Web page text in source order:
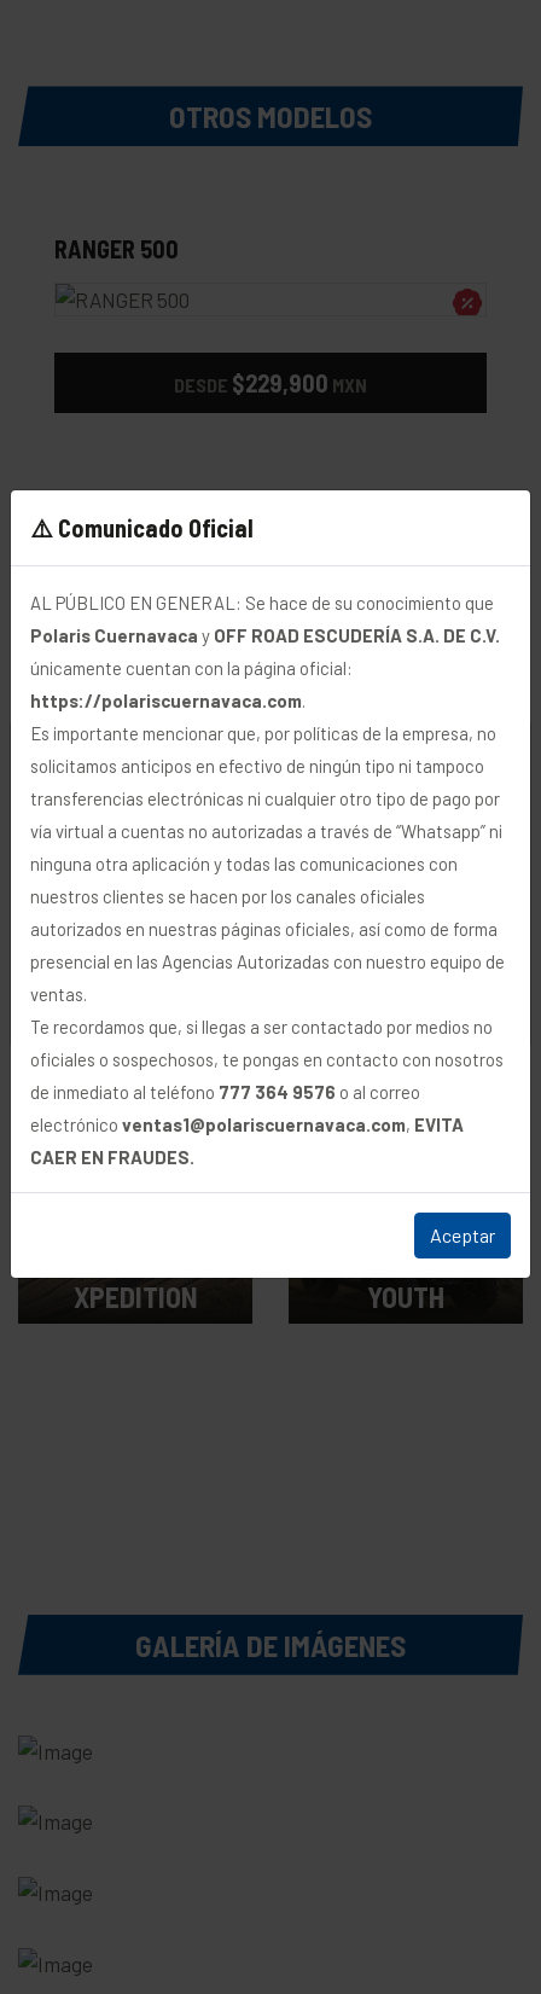
OTROS MODELOS
RANGER 500
DESDE $229,900 MXN
RZR
Desde $309,900
MXN
SPORTSMAN
Desde $169,900
MXN
XPEDITION
YOUTH
GALERÍA DE IMÁGENES
🍪 Uso de Cookies
Utilizamos cookies y tecnologías similares para
personalizar y mejorar su navegación, analizar visitas
y transmitir publicidad. Para más información, vea
nuestraPolítica de Privacidad.
⚠️ Comunicado Oficial
AL PÚBLICO EN GENERAL: Se hace de su conocimiento que
Polaris Cuernavaca y OFF ROAD ESCUDERÍA S.A. DE C.V.
únicamente cuentan con la página oficial:
https://polariscuernavaca.com
Es importante mencionar que, por políticas de la empresa, no
solicitamos anticipos en efectivo de ningún tipo ni tampoco
transferencias electrónicas ni cualquier otro tipo de pago por
vía virtual a cuentas no autorizadas a través de “Whatsapp” ni
ninguna otra aplicación y todas las comunicaciones con
nuestros clientes se hacen por los canales oficiales
autorizados en nuestras páginas oficiales, así como de forma
presencial en las Agencias Autorizadas con nuestro equipo de
ventas.
Te recordamos que, si llegas a ser contactado por medios no
oficiales o sospechosos, te pongas en contacto con nosotros
de inmediato al teléfono 777 364 9576 o al correo
electrónico ventas1@polariscuernavaca.com, EVITA
CAER EN FRAUDES.
Aceptar